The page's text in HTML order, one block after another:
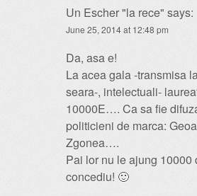
Un Escher "la rece" says:
June 25, 2014 at 12:48 pm
Da, asa e!
La acea gala -transmisa
seara-, intelectuali-
10000E…. Ca sa fie
politicieni de marca:
Zgonea….
Pai lor nu le ajung 10000
concediu! 🙂